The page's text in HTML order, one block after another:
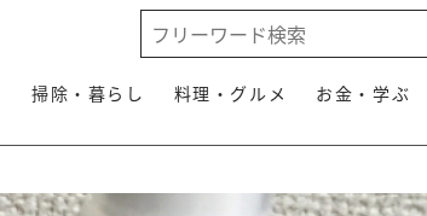
掃除・暮らし 料理・グルメ お金・学ぶ